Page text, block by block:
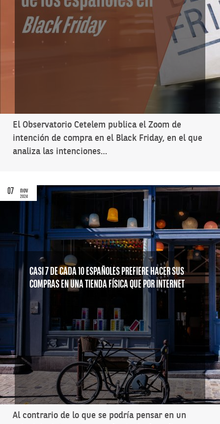
El Observatorio Cetelem publica el Zoom de
intención de compra en el Black Friday, en el que
analiza las intenciones…
07 nov
2024
CASI 7 DE CADA 10 ESPAÑOLES PREFIERE HACER SUS
COMPRAS EN UNA TIENDA FÍSICA QUE POR INTERNET
Al contrario de lo que se podría pensar en un